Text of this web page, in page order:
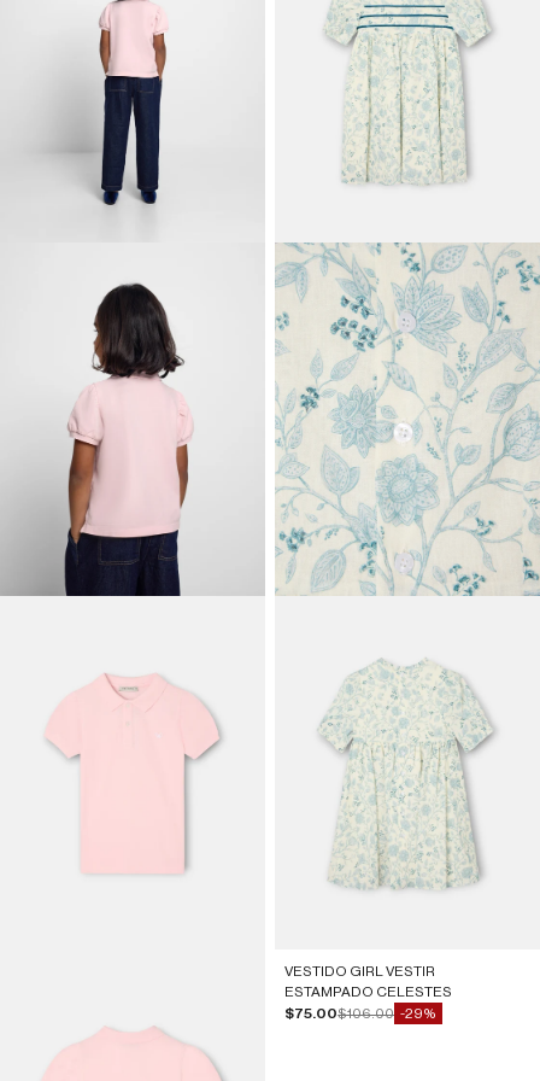
VESTIDO GIRL VESTIR
ESTAMPADO CELESTES
Precio de oferta
$75.00Precio normal
$106.00 -29%